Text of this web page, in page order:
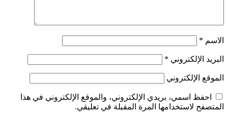
الاسم *
البريد الإلكتروني *
الموقع الإلكتروني
احفظ اسمي، بريدي الإلكتروني، والموقع الإلكتروني في هذا
المتصفح لاستخدامها المرة المقبلة في تعليقي.